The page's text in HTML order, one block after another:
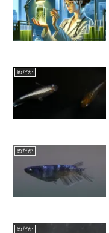
めだか
めだか
めだか